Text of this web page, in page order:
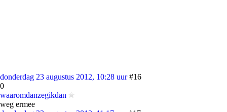
donderdag 23 augustus 2012, 10:28 uur #16
0
waaromdanzegikdan
weg ermee